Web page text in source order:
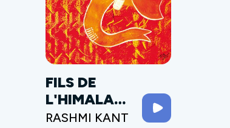
FILS DE
L'HIMALAY
A
RASHMI KANT